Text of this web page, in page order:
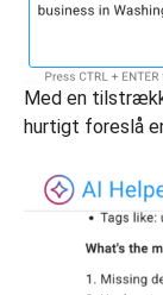
Med en
hurtigt foreslå